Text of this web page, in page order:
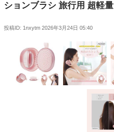
ションブラシ 旅行用 超軽量
投稿ID: 1nxytm 2026年3月24日 05:40